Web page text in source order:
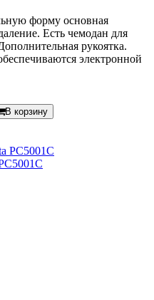
форму основная
Есть чемодан для
рукоятка.
электронной
В корзину